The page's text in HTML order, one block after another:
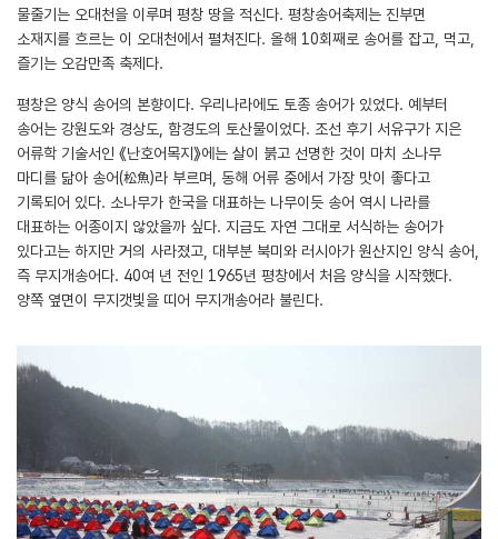
물줄기는 오대천을 이루며 평창 땅을 적신다. 평창송어축제는 진부면
소재지를 흐르는 이 오대천에서 펼쳐진다. 올해 10회째로 송어를 잡고, 먹고,
즐기는 오감만족 축제다.
평창은 양식 송어의 본향이다. 우리나라에도 토종 송어가 있었다. 예부터
송어는 강원도와 경상도, 함경도의 토산물이었다. 조선 후기 서유구가 지은
어류학 기술서인 《난호어목지》에는 살이 붉고 선명한 것이 마치 소나무
마디를 닮아 송어(松魚)라 부르며, 동해 어류 중에서 가장 맛이 좋다고
기록되어 있다. 소나무가 한국을 대표하는 나무이듯 송어 역시 나라를
대표하는 어종이지 않았을까 싶다. 지금도 자연 그대로 서식하는 송어가
있다고는 하지만 거의 사라졌고, 대부분 북미와 러시아가 원산지인 양식 송어,
즉 무지개송어다. 40여 년 전인 1965년 평창에서 처음 양식을 시작했다.
양쪽 옆면이 무지갯빛을 띠어 무지개송어라 불린다.